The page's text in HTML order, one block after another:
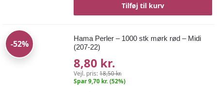
Tilføj til kurv
-52%
Hama Perler – 1000 stk mørk rød – Midi
(207-22)
8,80 kr.
Vejl. pris:18,50 kr.
Spar 9,70 kr. (52%)